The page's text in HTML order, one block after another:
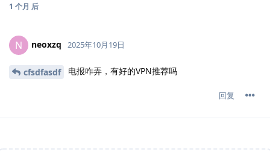
1 个月 后
N neoxzq 2025年10月19日
cfsdfasdf 电报咋弄，有好的VPN推荐吗
回复